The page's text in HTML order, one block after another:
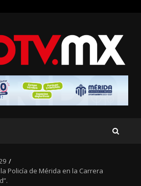
Policía de Mérida en la Carrera